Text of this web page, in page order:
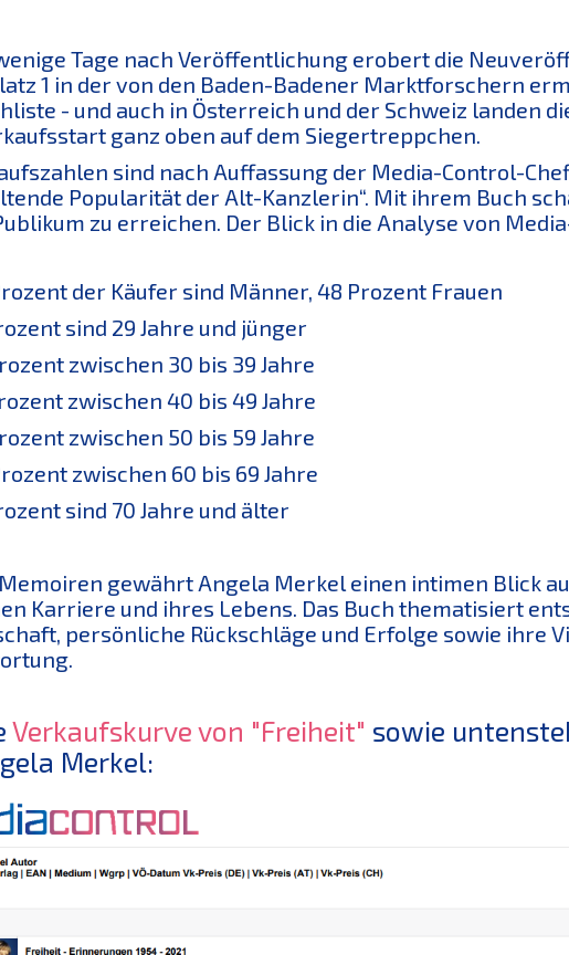
Tage nach Veröffentlichung erobert die
1 in der von den Baden-Badener Marktforschern
- und auch in Österreich und der Schweiz landen
ganz oben auf dem Siegertreppchen.
sind nach Auffassung der Media-Control-
Popularität der Alt-Kanzlerin“. Mit ihrem Buch
zu erreichen. Der Blick in die Analyse von
der Käufer sind Männer, 48 Prozent Frauen
sind 29 Jahre und jünger
zwischen 30 bis 39 Jahre
zwischen 40 bis 49 Jahre
zwischen 50 bis 59 Jahre
zwischen 60 bis 69 Jahre
sind 70 Jahre und älter
gewährt Angela Merkel einen intimen Blick
Karriere und ihres Lebens. Das Buch thematisiert
persönliche Rückschläge und Erfolge sowie ihre
Verkaufskurve von "Freiheit" sowie
Merkel: